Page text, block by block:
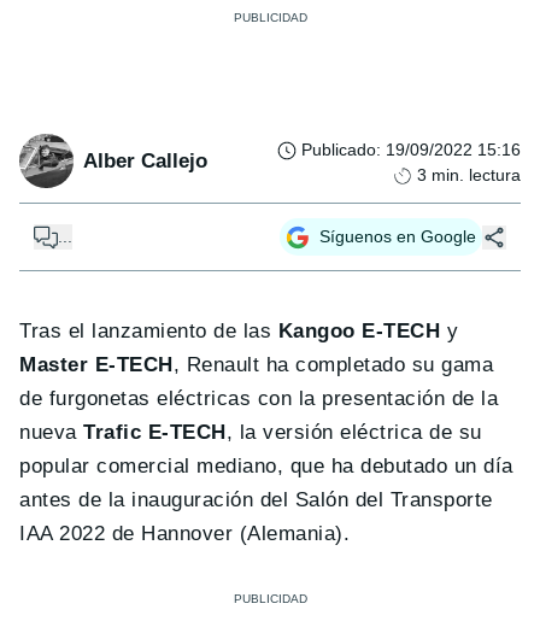
Alber Callejo Publicado: 19/09/2022 15:16
3 min. lectura
... Síguenos en Google
Tras el lanzamiento de las Kangoo E-TECH y
Master E-TECH , Renault ha completado su gama
de furgonetas eléctricas con la presentación de la
nuevaTrafic E-TECH , la versión eléctrica de su
popular comercial mediano, que ha debutado un día
antes de la inauguración del Salón del Transporte
IAA 2022 de Hannover (Alemania).